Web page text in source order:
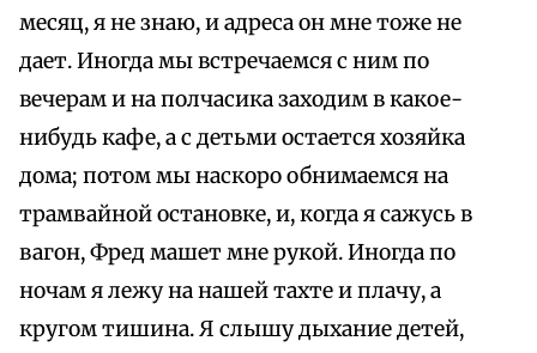
месяц, я не знаю, и адреса он мне тоже не
дает. Иногда мы встречаемся с ним по
вечерам и на полчасика заходим в какое-
нибудь кафе, а с детьми остается хозяйка
дома; потом мы наскоро обнимаемся на
трамвайной остановке, и, когда я сажусь в
вагон, Фред машет мне рукой. Иногда по
ночам я лежу на нашей тахте и плачу, а
кругом тишина. Я слышу дыхание детей,